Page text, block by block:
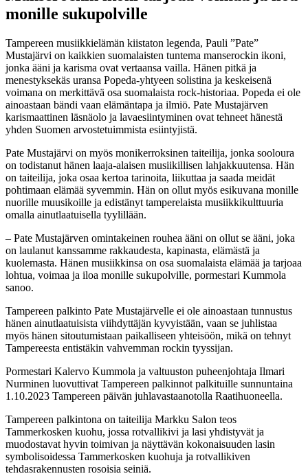
monille sukupolville
Tampereen musiikkielämän kiistaton legenda, Pauli ”Pate”
Mustajärvi on kaikkien suomalaisten tuntema manserockin ikoni,
jonka ääni ja karisma ovat vertaansa vailla. Hänen pitkä ja
menestyksekäs uransa Popeda-yhtyeen solistina ja keskeisenä
voimana on merkittävä osa suomalaista rock-historiaa. Popeda ei ole
ainoastaan bändi vaan elämäntapa ja ilmiö. Pate Mustajärven
karismaattinen läsnäolo ja lavaesiintyminen ovat tehneet hänestä
yhden Suomen arvostetuimmista esiintyjistä.
Pate Mustajärvi on myös monikerroksinen taiteilija, jonka sooloura
on todistanut hänen laaja-alaisen musiikillisen lahjakkuutensa. Hän
on taiteilija, joka osaa kertoa tarinoita, liikuttaa ja saada meidät
pohtimaan elämää syvemmin. Hän on ollut myös esikuvana monille
nuorille muusikoille ja edistänyt tamperelaista musiikkikulttuuria
omalla ainutlaatuisella tyylillään.
– Pate Mustajärven omintakeinen rouhea ääni on ollut se ääni, joka
on laulanut kanssamme rakkaudesta, kapinasta, elämästä ja
kuolemasta. Hänen musiikkinsa on osa suomalaista elämää ja tarjoaa
lohtua, voimaa ja iloa monille sukupolville, pormestari Kummola
sanoo.
Tampereen palkinto Pate Mustajärvelle ei ole ainoastaan tunnustus
hänen ainutlaatuisista viihdyttäjän kyvyistään, vaan se juhlistaa
myös hänen sitoutumistaan paikalliseen yhteisöön, mikä on tehnyt
Tampereesta entistäkin vahvemman rockin tyyssijan.
Pormestari Kalervo Kummola ja valtuuston puheenjohtaja Ilmari
Nurminen luovuttivat Tampereen palkinnot palkituille sunnuntaina
1.10.2023 Tampereen päivän juhlavastaanotolla Raatihuoneella.
Tampereen palkintona on taiteilija Markku Salon teos
Tammerkosken kuohu, jossa rotvallikivi ja lasi yhdistyvät ja
muodostavat hyvin toimivan ja näyttävän kokonaisuuden lasin
symbolisoidessa Tammerkosken kuohuja ja rotvallikiven
tehdasrakennusten rosoisia seiniä.